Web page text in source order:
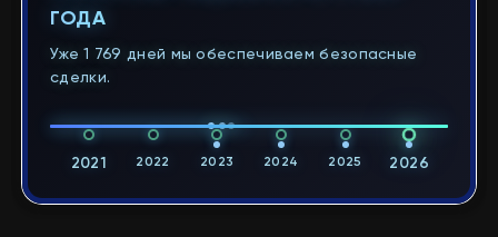
ГОДА
Уже 1 769 дней мы обеспечиваем безопасные
сделки.
2021 2022 2023 2024 2025 2026